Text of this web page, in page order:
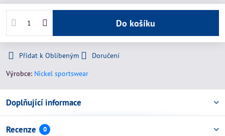
Do košíku
Přidat k Oblíbeným
Doručení
Výrobce: Nickel sportswear
Doplňující informace
Recenze 0